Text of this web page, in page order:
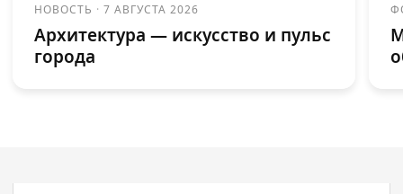
НОВОСТЬ ·7 АВГУСТА 2026
Архитектура — искусство и пульс
города